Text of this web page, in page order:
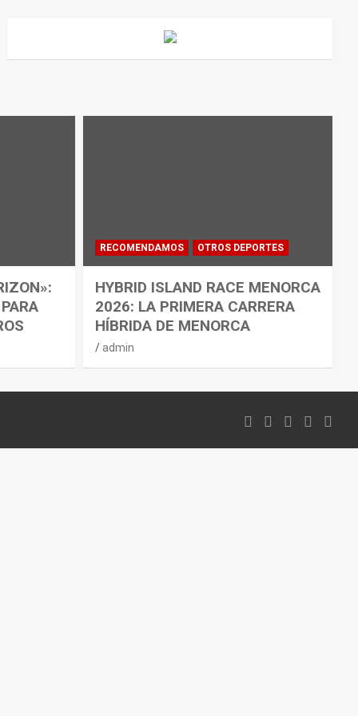
RECOMENDAMOS OTROS DEPORTES
HYBRID ISLAND RACE MENORCA
2026: LA PRIMERA CARRERA
HÍBRIDA DE MENORCA
admin